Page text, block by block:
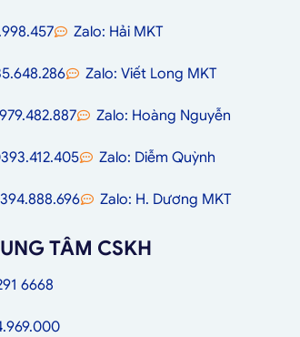
Zalo: Hải MKT
Zalo: Viết Long MKT
Zalo: Hoàng Nguyễn
Zalo: Diễm Quỳnh
Zalo: H. Dương MKT
TÂM CSKH
6668